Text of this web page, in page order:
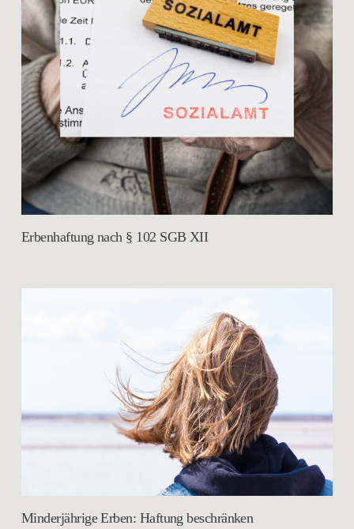
Erbenhaftung nach § 102 SGB XII
Minderjährige Erben: Haftung beschränken